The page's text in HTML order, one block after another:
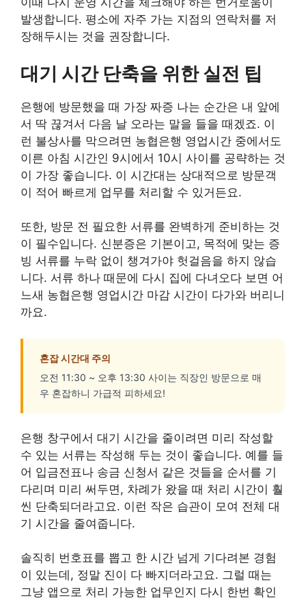
발생합니다. 평소에 자주 가는 지점의 연락처를 저
장해두시는 것을 권장합니다.
대기 시간 단축을 위한 실전 팁
은행에 방문했을 때 가장 짜증 나는 순간은 내 앞에
서 딱 끊겨서 다음 날 오라는 말을 들을 때겠죠. 이
런 불상사를 막으려면 농협은행 영업시간 중에서도
이른 아침 시간인 9시에서 10시 사이를 공략하는 것
이 가장 좋습니다. 이 시간대는 상대적으로 방문객
이 적어 빠르게 업무를 처리할 수 있거든요.
또한, 방문 전 필요한 서류를 완벽하게 준비하는 것
이 필수입니다. 신분증은 기본이고, 목적에 맞는 증
빙 서류를 누락 없이 챙겨가야 헛걸음을 하지 않습
니다. 서류 하나 때문에 다시 집에 다녀오다 보면 어
느새 농협은행 영업시간 마감 시간이 다가와 버리니
까요.
혼잡 시간대 주의
오전 11:30 ~ 오후 13:30 사이는 직장인 방문으로 매
우 혼잡하니 가급적 피하세요!
은행 창구에서 대기 시간을 줄이려면 미리 작성할
수 있는 서류는 작성해 두는 것이 좋습니다. 예를 들
어 입금전표나 송금 신청서 같은 것들을 순서를 기
다리며 미리 써두면, 차례가 왔을 때 처리 시간이 훨
씬 단축되더라고요. 이런 작은 습관이 모여 전체 대
기 시간을 줄여줍니다.
솔직히 번호표를 뽑고 한 시간 넘게 기다려본 경험
이 있는데, 정말 진이 다 빠지더라고요. 그럴 때는
그냥 앱으로 처리 가능한 업무인지 다시 한번 확인